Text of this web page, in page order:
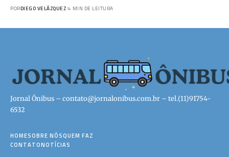
PORDIEGO VELÁZQUEZ 4 MIN DE LEITURA
Jornal Ônibus – contato@jornalonibus.com.br – tel.(11)91754-
6532
HOMESOBRE NÓSQUEM FAZ
CONTATONOTÍCIAS